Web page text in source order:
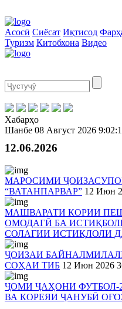
Асосӣ Сиёсат Иқтисод
Туризм Китобхона Видео
Хабарҳо
Шанбе 08 Август 2026
12.06.2026
МАРОСИМИ
“ВАТАНПАРВАР” 12 Июн
МАШВАРАТИ КОРИИ
ОМОДАГӢ БА
СОЛАГИИ ИСТИҚЛОЛИ
ҶОИЗАИ
СОҲАИ ТИБ 12 Июн 2026
ҶОМИ ҶАҲОНИ ФУТБОЛ-
ВА КОРЕЯИ ҶАНУБӢ